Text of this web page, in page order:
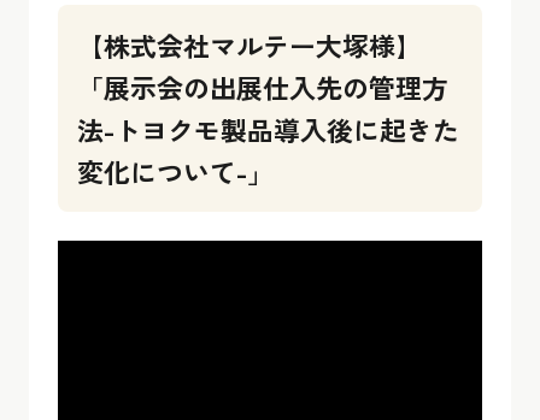
【株式会社マルテー大塚様】
「展示会の出展仕入先の管理方
法-トヨクモ製品導入後に起きた
変化について-」